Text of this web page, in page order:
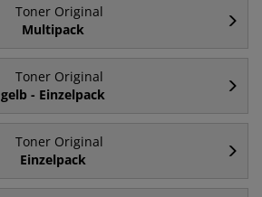
Toner Original
Multipack
Toner Original
gelb - Einzelpack
Toner Original
Einzelpack